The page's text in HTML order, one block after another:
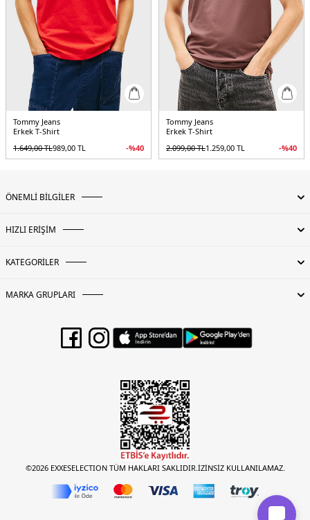
Tommy Jeans
Erkek T-Shirt
1.649,00TL989,00 TL -%40
Tommy Jeans
Erkek T-Shirt
2.099,00TL1.259,00 TL -%40
ÖNEMLİ BİLGİLER
HIZLI ERİŞİM
KATEGORİLER
MARKA GRUPLARI
©2026 EXXESELECTION TÜM HAKLARI SAKLIDIR.İZİNSİZ KULLANILAMAZ.